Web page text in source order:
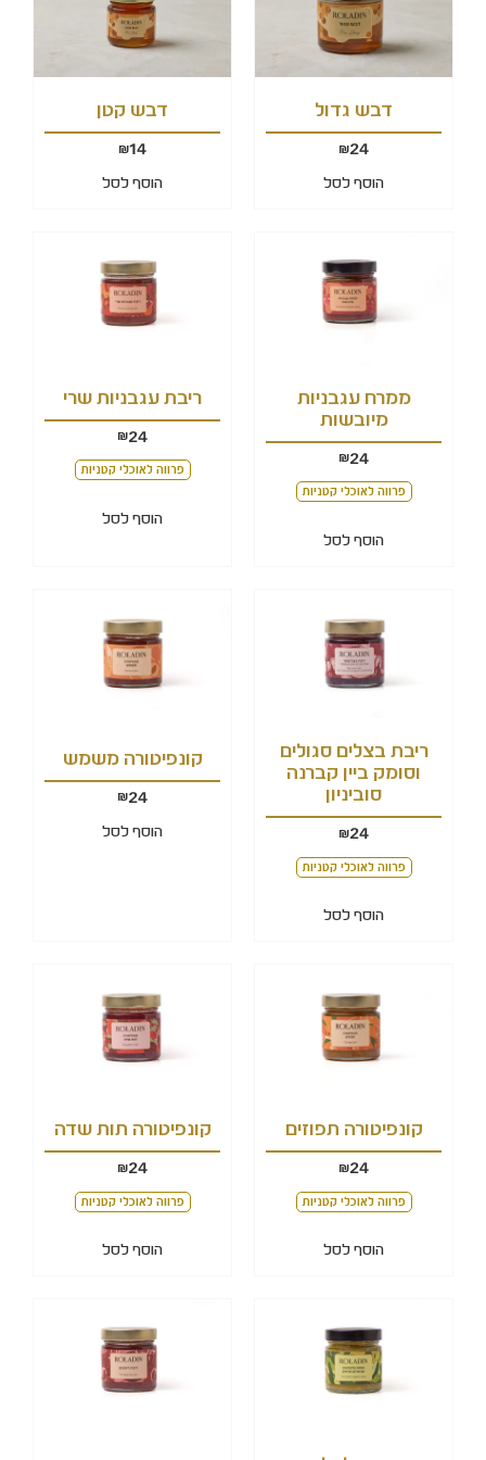
דבש גדול
24
₪
הוסף לסל
דבש קטן
14
₪
הוסף לסל
ממרח עגבניות
מיובשות
24
₪
פרווה לאוכלי קטניות
הוסף לסל
ריבת עגבניות שרי
24
₪
פרווה לאוכלי קטניות
הוסף לסל
ריבת בצלים סגולים
וסומק ביין קברנה
סוביניון
24
₪
פרווה לאוכלי קטניות
הוסף לסל
קונפיטורה משמש
24
₪
הוסף לסל
קונפיטורה תפוזים
24
₪
פרווה לאוכלי קטניות
הוסף לסל
קונפיטורה תות שדה
24
₪
פרווה לאוכלי קטניות
הוסף לסל